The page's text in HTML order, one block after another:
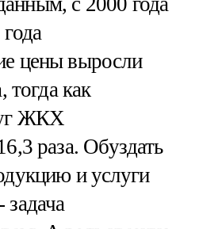
цены выросли
тогда как
ЖКХ
раза. Обуздать
и услуги